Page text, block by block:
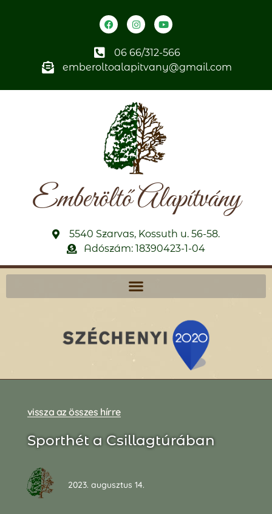
06 66/312-566
emberoltoalapitvany@gmail.com
Emberöltő Alapítvány
5540 Szarvas, Kossuth u. 56-58.
Adószám: 18390423-1-04
vissza az összes hírre
Sporthét a Csillagtúrában
2023. augusztus 14.